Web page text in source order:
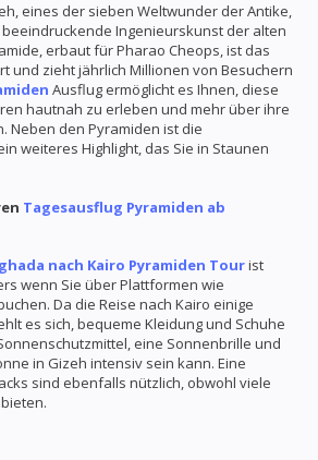
eines der sieben Weltwunder der Antike,
Ingenieurskunst der alten
erbaut für Pharao Cheops, ist das
und zieht jährlich Millionen von Besuchern
Ausflug ermöglicht es Ihnen, diese
hautnah zu erleben und mehr über ihre
Neben den Pyramiden ist die
weiteres Highlight, das Sie in Staunen
Tagesausflug Pyramiden ab
nach Kairo Pyramiden Tourist
wenn Sie über Plattformen wie
Da die Reise nach Kairo einige
es sich, bequeme Kleidung und Schuhe
eine Sonnenbrille und
in Gizeh intensiv sein kann. Eine
sind ebenfalls nützlich, obwohl viele